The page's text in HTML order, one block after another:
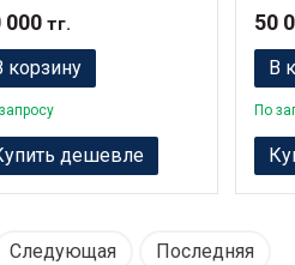
000тг.
корзину
дешевле
50
В
По
Следующая Последняя